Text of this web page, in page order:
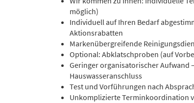
möglich)
Individuell auf Ihren Bedarf
Aktionsrabatten
Markenübergreifende
Optional: Abklatschproben (auf
Geringer organisatorischer Aufwand
Hauswasseranschluss
Test und Vorführungen nach
Unkomplizierte Terminkoordination